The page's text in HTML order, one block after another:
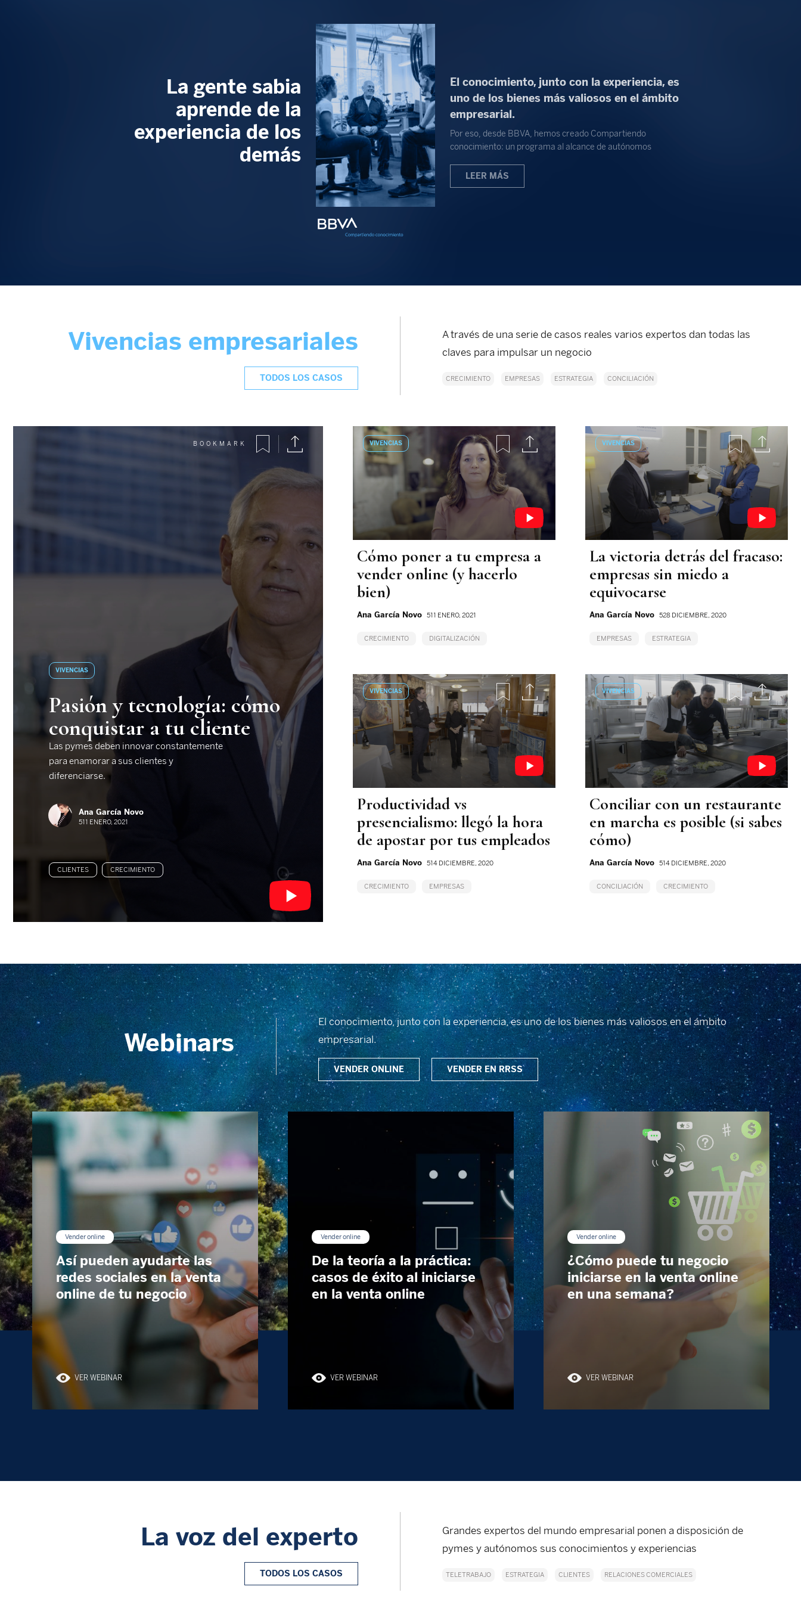
La gente sabia
aprende de la
experiencia de los
demás
El conocimiento, junto con la experiencia, es
uno de los bienes más valiosos en el ámbito
empresarial.
Por eso, desde BBVA, hemos creado Compartiendo
conocimiento: un programa al alcance de autónomos
LEER MÁS
Vivencias empresariales
TODOS LOS CASOS
A través de una serie de casos reales varios expertos dan todas las
claves para impulsar un negocio
CRECIMIENTO EMPRESAS ESTRATEGIA CONCILIACIÓN
VIVENCIAS
Pasión y tecnología: cómo
conquistar a tu cliente
Las pymes deben innovar constantemente
para enamorar a sus clientes y
diferenciarse.
Ana García Novo
511 ENERO, 2021
CLIENTES CRECIMIENTO
VIVENCIAS
Cómo poner a tu empresa a
vender online (y hacerlo
bien)
Ana García Novo 511 ENERO, 2021
CRECIMIENTO DIGITALIZACIÓN
VIVENCIAS
La victoria detrás del fracaso:
empresas sin miedo a
equivocarse
Ana García Novo 528 DICIEMBRE, 2020
EMPRESAS ESTRATEGIA
VIVENCIAS
Productividad vs
presencialismo: llegó la hora
de apostar por tus empleados
Ana García Novo 514 DICIEMBRE, 2020
CRECIMIENTO EMPRESAS
VIVENCIAS
Conciliar con un restaurante
en marcha es posible (si sabes
cómo)
Ana García Novo 514 DICIEMBRE, 2020
CONCILIACIÓN CRECIMIENTO
Webinars
El conocimiento, junto con la experiencia, es uno de los bienes más valiosos en el ámbito
empresarial.
VENDER ONLINE VENDER EN RRSS
Vender online
Así pueden ayudarte las
redes sociales en la venta
online de tu negocio
VER WEBINAR
Vender online
De la teoría a la práctica:
casos de éxito al iniciarse
en la venta online
VER WEBINAR
Vender online
¿Cómo puede tu negocio
iniciarse en la venta online
en una semana?
VER WEBINAR
La voz del experto
TODOS LOS CASOS
Grandes expertos del mundo empresarial ponen a disposición de
pymes y autónomos sus conocimientos y experiencias
TELETRABAJO ESTRATEGIA CLIENTES RELACIONES COMERCIALES